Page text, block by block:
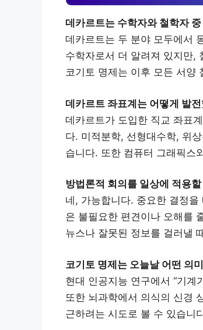
데카르트는 수학자와 철학자
데카르트는 두 분야 모두에서
수학자로서 더 알려져 있지만,
코기토 명제는 이후 모든 서양
데카르트 좌표계는 어떻게 발
데카르트가 도입한 직교 좌표
다. 미적분학, 선형대수학, 위
습니다. 또한 컴퓨터 그래픽스
방법론적 회의를 일상에 적용
네, 가능합니다. 중요한 결정
은 불필요한 편견이나 오해를
뉴스나 잘못된 정보를 걸러낼
코기토 명제는 오늘날 어떤 의
현대 인공지능 연구에서 “기계
또한 뇌과학에서 의식의 신경
근하려는 시도로 볼 수 있습니